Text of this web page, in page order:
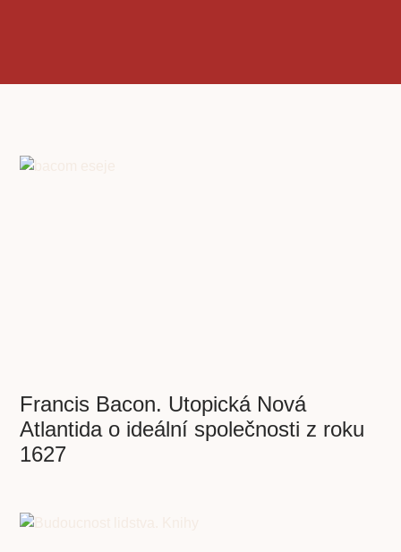
Francis Bacon. Utopická Nová
Atlantida o ideální společnosti z roku
1627